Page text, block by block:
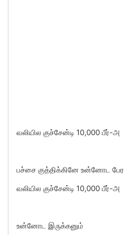
வலியில குச்சேன்டி 10,000 பீர்-அ
பச்சை குத்திக்கினே உன்னோட பேர
வலியில குச்சேன்டி 10,000 பீர்-அ
உன்னோட இருக்கனும்